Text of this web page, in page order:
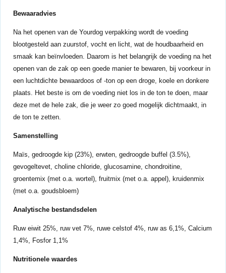
Bewaaradvies
Na het openen van de Yourdog verpakking wordt de voeding
blootgesteld aan zuurstof, vocht en licht, wat de houdbaarheid en
smaak kan beïnvloeden. Daarom is het belangrijk de voeding na het
openen van de zak op een goede manier te bewaren, bij voorkeur in
een luchtdichte bewaardoos of -ton op een droge, koele en donkere
plaats. Het beste is om de voeding niet los in de ton te doen, maar
deze met de hele zak, die je weer zo goed mogelijk dichtmaakt, in
de ton te zetten.
Samenstelling
Maïs, gedroogde kip (23%), erwten, gedroogde buffel (3.5%),
gevogeltevet, choline chloride, glucosamine, chondroitine,
groentemix (met o.a. wortel), fruitmix (met o.a. appel), kruidenmix
(met o.a. goudsbloem)
Analytische bestandsdelen
Ruw eiwit 25%, ruw vet 7%, ruwe celstof 4%, ruw as 6,1%, Calcium
1,4%, Fosfor 1,1%
Nutritionele waardes